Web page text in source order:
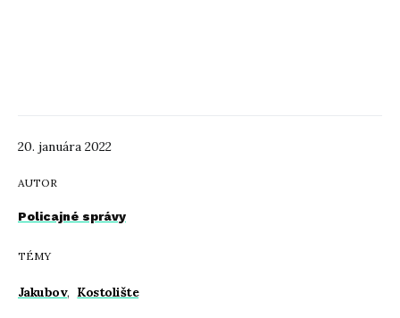
20. januára 2022
AUTOR
Policajné správy
TÉMY
Jakubov, Kostolište